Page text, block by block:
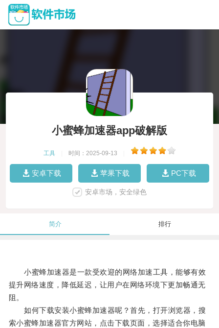
小蜜蜂加速器app破解版
工具 时间：2025-09-13
安卓下载 苹果下载 PC下载
安卓市场，安全绿色
简介 排行
小蜜蜂加速器是一款受欢迎的网络加速工具，能够有效
提升网络速度，降低延迟，让用户在网络环境下更加畅通无
阻。
如何下载安装小蜜蜂加速器呢？首先，打开浏览器，搜
索小蜜蜂加速器官方网站，点击下载页面，选择适合你电脑